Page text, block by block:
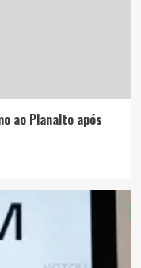
ao Planalto após